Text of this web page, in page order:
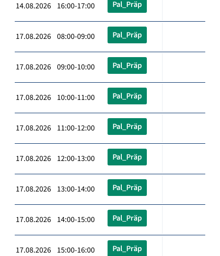
14.08.2026 16:00-17:00 Pal_Präp
17.08.2026 08:00-09:00 Pal_Präp
17.08.2026 09:00-10:00 Pal_Präp
17.08.2026 10:00-11:00 Pal_Präp
17.08.2026 11:00-12:00 Pal_Präp
17.08.2026 12:00-13:00 Pal_Präp
17.08.2026 13:00-14:00 Pal_Präp
17.08.2026 14:00-15:00 Pal_Präp
17.08.2026 15:00-16:00 Pal_Präp